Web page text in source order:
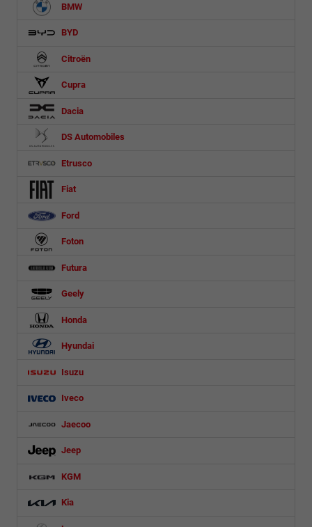
BMW
BYD
Citroën
Cupra
Dacia
DS Automobiles
Etrusco
Fiat
Ford
Foton
Futura
Geely
Honda
Hyundai
Isuzu
Iveco
Jaecoo
Jeep
KGM
Kia